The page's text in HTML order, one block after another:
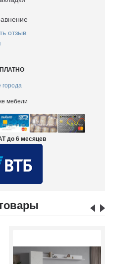
отзыв
города
мебели
до 6 месяцев